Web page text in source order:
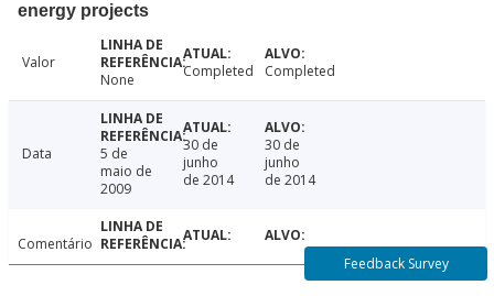
energy projects
Valor
None
Completed Completed
Data
5 de
maio de
2009
30 de
junho
de 2014
30 de
junho
de 2014
Comentário
Feedback Survey